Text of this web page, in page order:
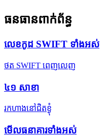
ធនធានពាក់ព័ន្ធ
លេខកូដ SWIFT ទាំងអស់
ថត SWIFT ពេញលេញ
៤១ សាខា
រកហាងនៅជិតខ្ងុំ
មើលធនាគារទាំងអស់